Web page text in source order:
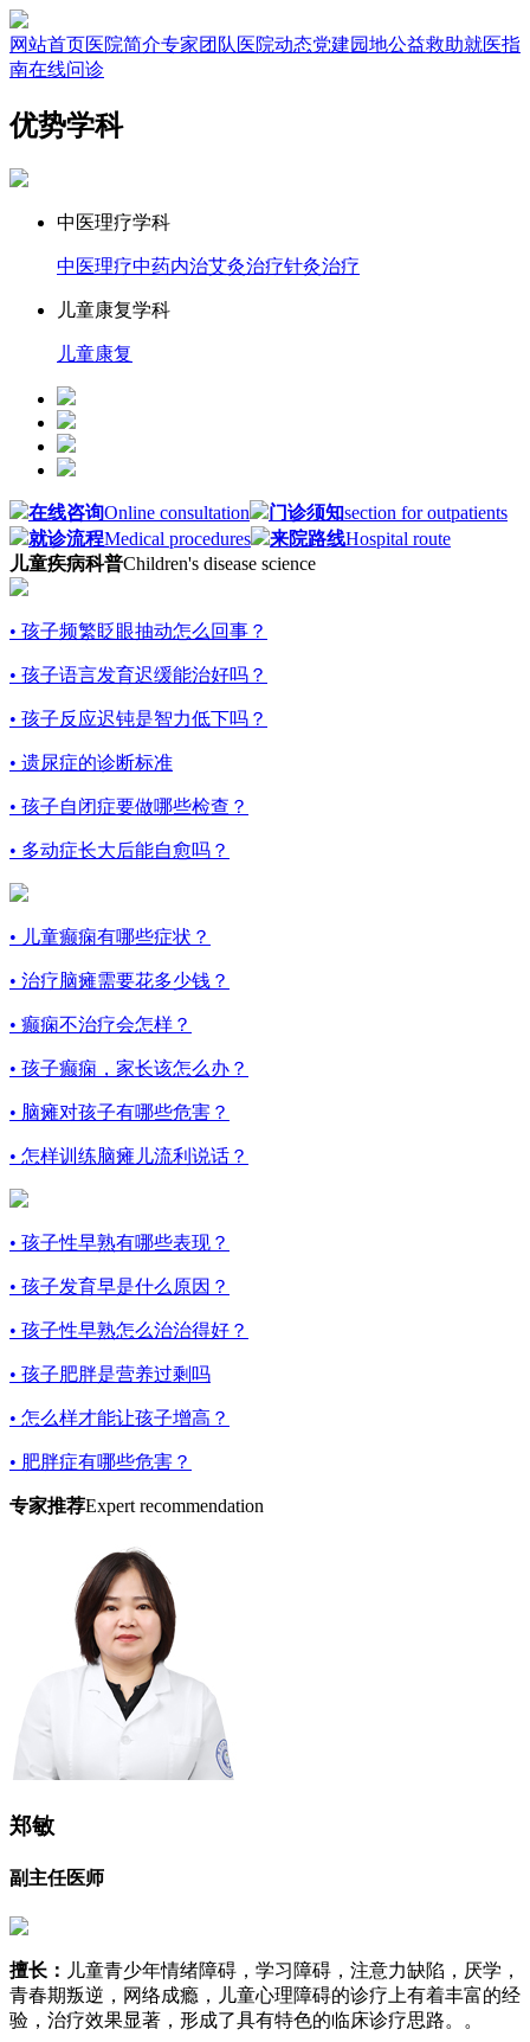
网站首页医院简介专家团队 医院动态党建园地公益救助就医指
南在线问诊
优势学科
中医理疗学科
中医理疗中药内治艾灸治疗针灸治疗
儿童康复学科
儿童康复
在线咨询Online consultation 门诊须知section for outpatients
就诊流程Medical procedures 来院路线Hospital route
儿童疾病科普Children's disease science
• 孩子频繁眨眼抽动怎么回事？
• 孩子语言发育迟缓能治好吗？
• 孩子反应迟钝是智力低下吗？
• 遗尿症的诊断标准
• 孩子自闭症要做哪些检查？
• 多动症长大后能自愈吗？
• 儿童癫痫有哪些症状？
• 治疗脑瘫需要花多少钱？
• 癫痫不治疗会怎样？
• 孩子癫痫，家长该怎么办？
• 脑瘫对孩子有哪些危害？
• 怎样训练脑瘫儿流利说话？
• 孩子性早熟有哪些表现？
• 孩子发育早是什么原因？
• 孩子性早熟怎么治治得好？
• 孩子肥胖是营养过剩吗
• 怎么样才能让孩子增高？
• 肥胖症有哪些危害？
专家推荐Expert recommendation
郑敏
副主任医师
擅长： 儿童青少年情绪障碍，学习障碍，注意力缺陷，厌学，
青春期叛逆，网络成瘾，儿童心理障碍的诊疗上有着丰富的经
验，治疗效果显著，形成了具有特色的临床诊疗思路。。